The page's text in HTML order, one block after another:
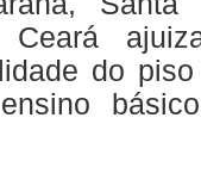
do